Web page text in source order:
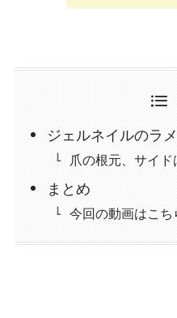
ジェルネイルのラ
爪の根元、サイ
まとめ
今回の動画はこち